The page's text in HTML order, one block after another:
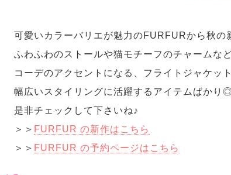
可愛いカラーバリエが魅力のFURFURから秋の
ふわふわのストールや猫モチーフのチャームな
コーデのアクセントになる、フライトジャケッ
幅広いスタイリングに活躍するアイテムばかり
是非チェックして下さいね♪
＞＞ FURFUR の新作はこちら
＞＞ FURFUR の予約ページはこちら